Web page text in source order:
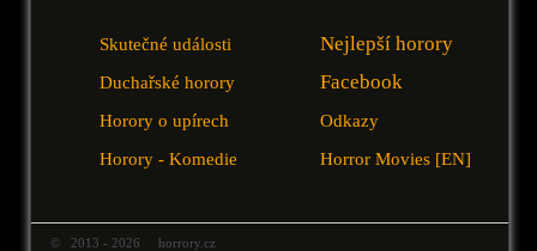
Skutečné události
Duchařské horory
Horory o upírech
Horory - Komedie
Nejlepší horory
Facebook
Odkazy
Horror Movies [EN]
© 2013 - 2026 horrory.cz